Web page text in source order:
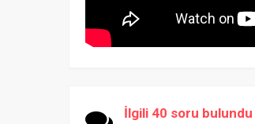
İlgili 40 soru bulundu